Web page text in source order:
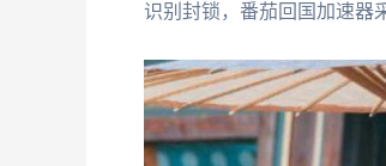
识别封锁，番茄回国加速器